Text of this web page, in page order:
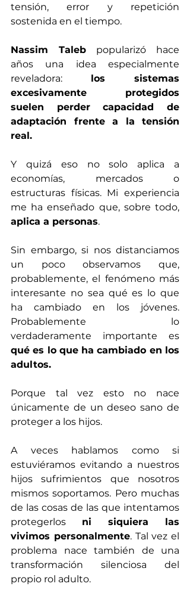
tensión, error y repetición
sostenida en el tiempo.
Nassim Taleb popularizó hace
años una idea especialmente
reveladora: los sistemas
excesivamente protegidos
suelen perder capacidad de
adaptación frente a la tensión
real.
Y quizá eso no solo aplica a
economías, mercados o
estructuras físicas. Mi experiencia
aplica a personas.
Sin embargo, si nos distanciamos
un poco observamos que,
probablemente, el fenómeno más
interesante no sea qué es lo que
ha cambiado en los jóvenes.
Probablemente lo
qué es lo que ha cambiado en los
adultos.
Porque tal vez esto no nace
únicamente de un deseo sano de
proteger a los hijos.
A veces hablamos como si
estuviéramos evitando a nuestros
hijos sufrimientos que nosotros
mismos soportamos. Pero muchas
de las cosas de las que intentamos
protegerlos ni siquiera las
vivimos personalmente. Tal vez el
problema nace también de una
transformación silenciosa del
propio rol adulto.